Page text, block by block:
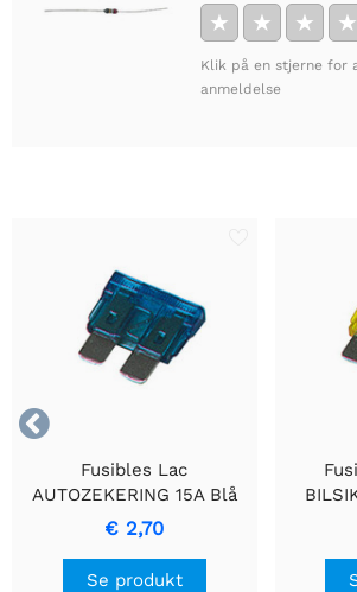
★ ★ ★ ★
Klik på en stjerne for
anmeldelse

Fusibles Lac
AUTOZEKERING 15A Blå
Bil Sikring
€ 2,70
Se produkt